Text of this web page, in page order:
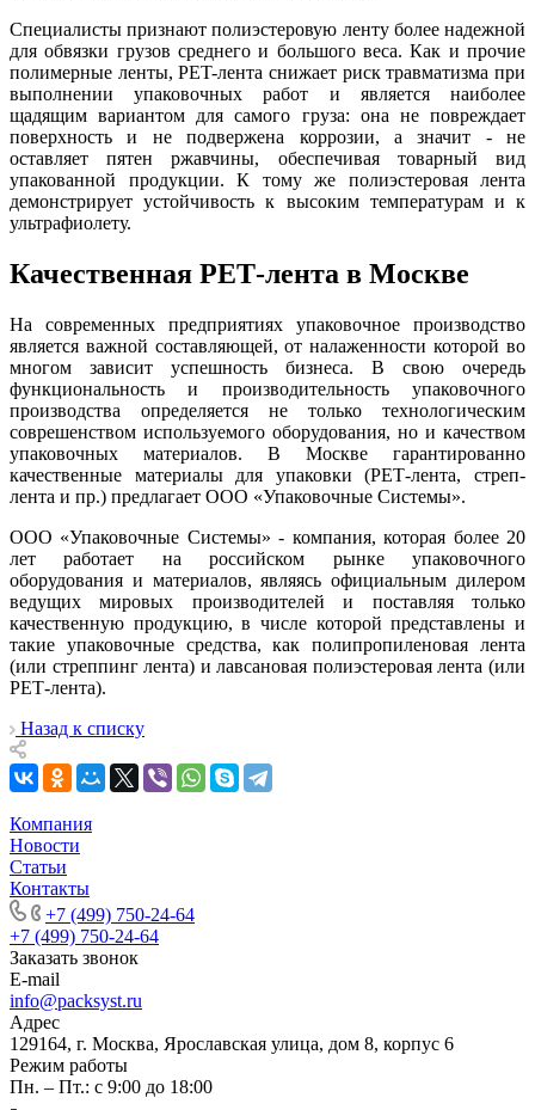
Специалисты признают полиэстеровую ленту более надежной
для обвязки грузов среднего и большого веса. Как и прочие
полимерные ленты, PET-лента снижает риск травматизма при
выполнении упаковочных работ и является наиболее
щадящим вариантом для самого груза: она не повреждает
поверхность и не подвержена коррозии, а значит - не
оставляет пятен ржавчины, обеспечивая товарный вид
упакованной продукции. К тому же полиэстеровая лента
демонстрирует устойчивость к высоким температурам и к
ультрафиолету.
Качественная РЕТ-лента в Москве
На современных предприятиях упаковочное производство
является важной составляющей, от налаженности которой во
многом зависит успешность бизнеса. В свою очередь
функциональность и производительность упаковочного
производства определяется не только технологическим
соврешенством используемого оборудования, но и качеством
упаковочных материалов. В Москве гарантированно
качественные материалы для упаковки (РЕТ-лента, стреп-
лента и пр.) предлагает ООО «Упаковочные Cистемы».
ООО «Упаковочные Cистемы» - компания, которая более 20
лет работает на российском рынке упаковочного
оборудования и материалов, являясь официальным дилером
ведущих мировых производителей и поставляя только
качественную продукцию, в числе которой представлены и
такие упаковочные средства, как полипропиленовая лента
(или стреппинг лента) и лавсановая полиэстеровая лента (или
РЕТ-лента).
Назад к списку
Компания
Новости
Статьи
Контакты
+7 (499) 750-24-64
+7 (499) 750-24-64
Заказать звонок
E-mail
info@packsyst.ru
Адрес
129164, г. Москва, Ярославская улица, дом 8, корпус 6
Режим работы
Пн. – Пт.: с 9:00 до 18:00